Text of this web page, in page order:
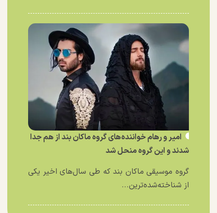
امیر و رهام خواننده‌های گروه ماکان بند از هم جدا
شدند و این گروه منحل شد
گروه موسیقی ماکان بند که طی سال‌های اخیر یکی
از شناخته‌شده‌ترین...